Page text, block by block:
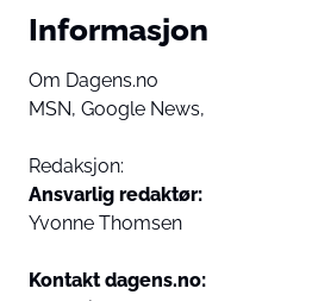
Informasjon
Om Dagens.no
MSN, Google News,
Redaksjon:
Ansvarlig redaktør:
Yvonne Thomsen
Kontakt dagens.no: